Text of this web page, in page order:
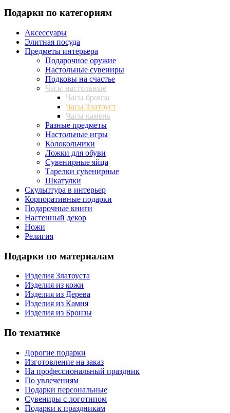
Подарки по категориям
Аксессуары
Элитная посуда
Предметы интерьера
Подарочное оружие
Настольные сувениры
Подковы на счастье
Часы настольные
Часы бронза
Часы Златоуст
Часы камень
Разные предметы
Настольные игры
Колокольчики
Ложки для обуви
Сувенирные яйца
Тарелки сувенирные
Шкатулки
Скульптура в интерьер
Корпоративные подарки
Подарочные книги
Настенный декор
Ножи
Религия
Подарки по материалам
Изделия Златоуста
Изделия из кожи
Изделия из Дерева
Изделия из Камня
Изделия из Бронзы
По тематике
Дорогие подарки
Изготовление на заказ
На профессиональный праздник
По увлечениям
Подарки персональные
Сувениры с логотипом
Подарки к праздникам